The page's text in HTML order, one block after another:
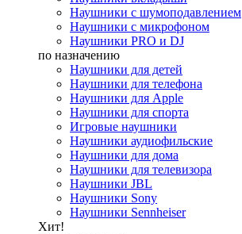
Наушники с шумоподавлением
Наушники с микрофоном
Наушники PRO и DJ
по назначению
Наушники для детей
Наушники для телефона
Наушники для Apple
Наушники для спорта
Игровые наушники
Наушники аудиофильские
Наушники для дома
Наушники для телевизора
Наушники JBL
Наушники Sony
Наушники Sennheiser
Хит!